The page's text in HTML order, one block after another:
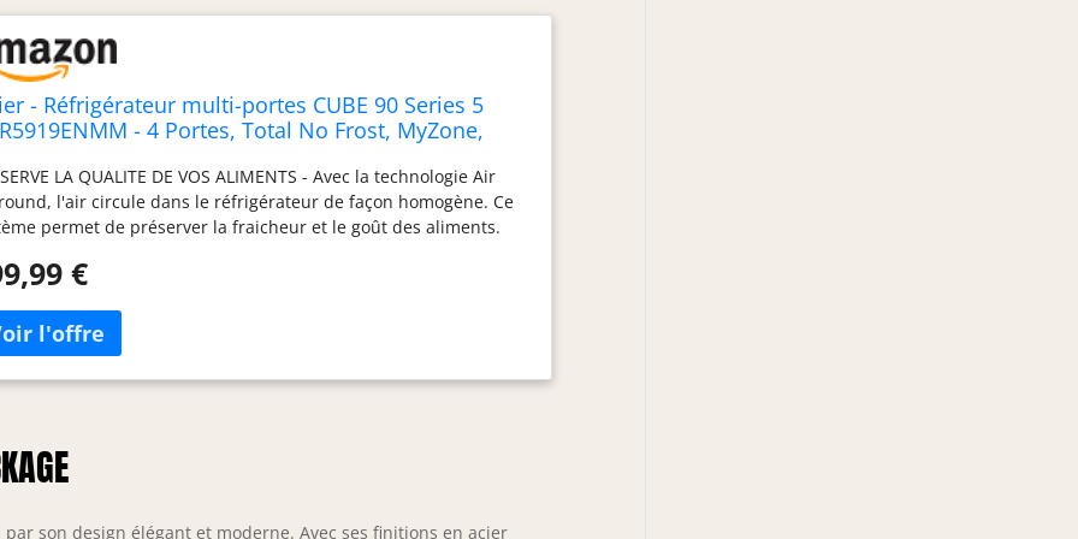
- Réfrigérateur multi-portes CUBE 90 Series 5
- 4 Portes, Total No Frost, MyZone,
mm, Classe E, New Platinum Inox
LA QUALITE DE VOS ALIMENTS - Avec la technologie Air
l'air circule dans le réfrigérateur de façon homogène. Ce
permet de préserver la fraicheur et le goût des aliments.
offre une capacité totale de 643 litres. HYGIENE
de la tourmaline, une pierre ayant de multiples effets
sur la santé. Le traitement ABT élimine jusqu’à 99,9% des
dans l’air du réfrigérateur. ECONOMIE D'ENERGIE - Le
la durée de vie de votre appareil. COMPARTIMENT
- My Zone est un compartiment indépendant qui
Décongélation ou Fruits & Légumes.
€
par son design élégant et moderne. Avec ses finitions en acier